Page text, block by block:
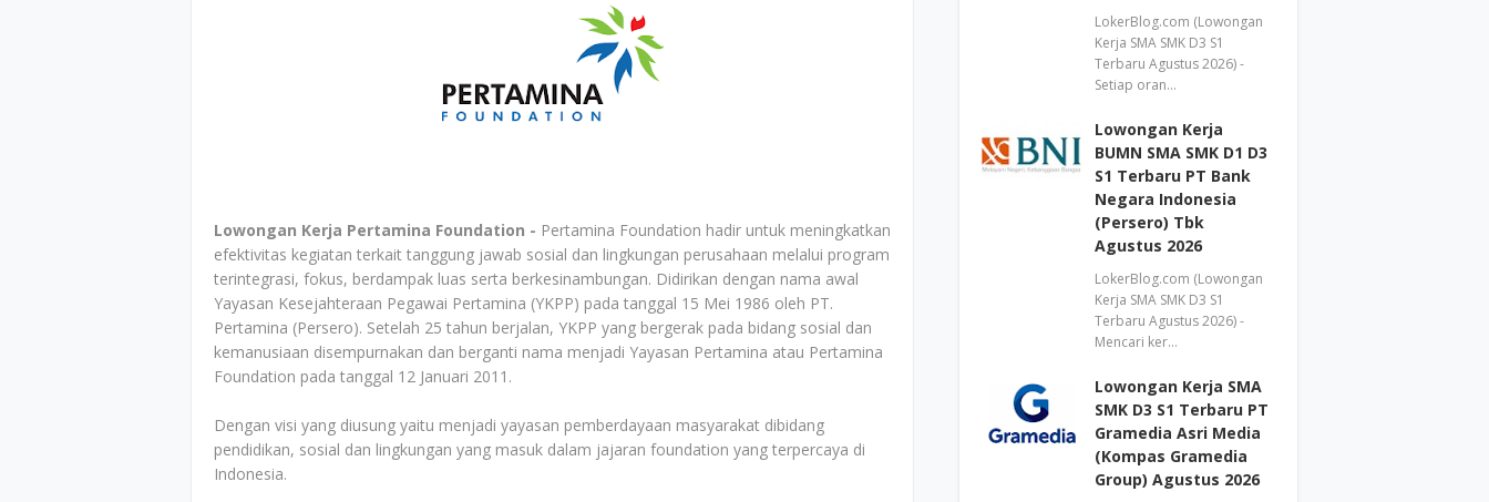
Lowongan Kerja Pertamina Foundation - Pertamina Foundation hadir untuk meningkatkan
efektivitas kegiatan terkait tanggung jawab sosial dan lingkungan perusahaan melalui program
terintegrasi, fokus, berdampak luas serta berkesinambungan. Didirikan dengan nama awal
Yayasan Kesejahteraan Pegawai Pertamina (YKPP) pada tanggal 15 Mei 1986 oleh PT.
Pertamina (Persero). Setelah 25 tahun berjalan, YKPP yang bergerak pada bidang sosial dan
kemanusiaan disempurnakan dan berganti nama menjadi Yayasan Pertamina atau Pertamina
Foundation pada tanggal 12 Januari 2011.
Dengan visi yang diusung yaitu menjadi yayasan pemberdayaan masyarakat dibidang
pendidikan, sosial dan lingkungan yang masuk dalam jajaran foundation yang terpercaya di
Indonesia.
LokerBlog.com (Lowongan
Kerja SMA SMK D3 S1
Terbaru Agustus 2026) -
Setiap oran…
Lowongan Kerja
BUMN SMA SMK D1 D3
S1 Terbaru PT Bank
Negara Indonesia
(Persero) Tbk
Agustus 2026
LokerBlog.com (Lowongan
Kerja SMA SMK D3 S1
Terbaru Agustus 2026) -
Mencari ker…
Lowongan Kerja SMA
SMK D3 S1 Terbaru PT
Gramedia Asri Media
(Kompas Gramedia
Group) Agustus 2026